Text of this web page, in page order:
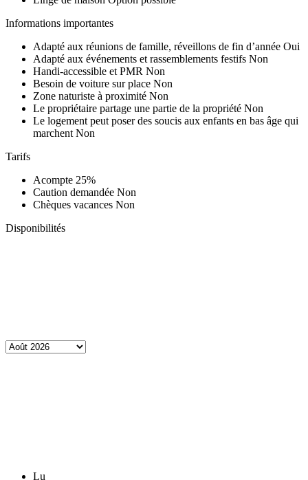
Informations importantes
Adapté aux réunions de famille, réveillons de fin d’année Oui
Adapté aux événements et rassemblements festifs Non
Handi-accessible et PMR Non
Besoin de voiture sur place Non
Zone naturiste à proximité Non
Le propriétaire partage une partie de la propriété Non
Le logement peut poser des soucis aux enfants en bas âge qui
marchent Non
Tarifs
Acompte 25%
Caution demandée Non
Chèques vacances Non
Disponibilités
Lu